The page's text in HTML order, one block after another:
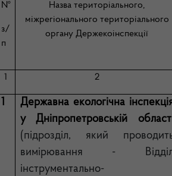
№
з/
п
Назва територіального,
міжрегіонального територіального
органу Держекоінспекції
1
2
1
Державна екологічна
у Дніпропетровській
(підрозділ, який
вимірювання -
інструментально-